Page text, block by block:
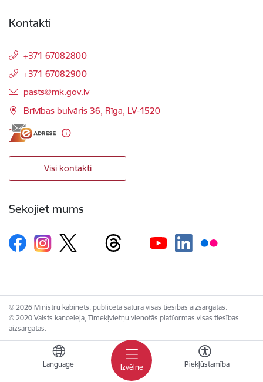
Izvēlne
Language Piekļūstamība
Kontakti
+371 67082800
+371 67082900
E-pasts:
pasts@mk.gov.lv
Brīvības bulvāris 36, Rīga, LV-1520
Visi kontakti
Sekojiet mums
© 2026 Ministru kabinets, publicētā satura visas tiesības aizsargātas.
© 2020 Valsts kanceleja, Tīmekļvietņu vienotās platformas visas tiesības
aizsargātas.